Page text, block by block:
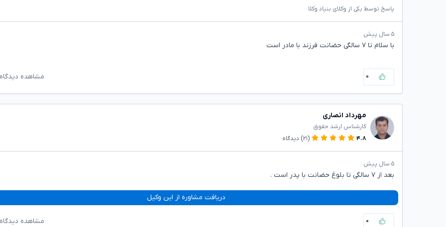
پاسخ توسط یکی از وکلای بنیاد وکلا
۵ سال پیش
با سلام تا ۷ سالگی حضانت فرزند با مادر است
۰ مشاهده
مهرداد انصاری
کارشناس ارشد حقوق
۴.۸
(۲۱) دیدگاه
۵ سال پیش
بعد از ۷ سالگی تا بلوغ حضانت با پدر است .
دریافت مشاوره از این وکیل
۰ مشاهده